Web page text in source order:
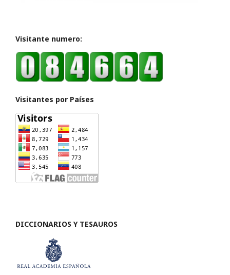
Visitante numero:
Visitantes por Países
DICCIONARIOS Y TESAUROS